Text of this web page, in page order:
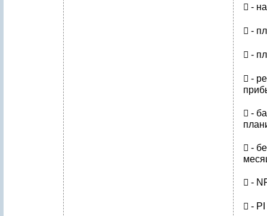
​ -
​ -
​ -
​ -
​ -
​ -
​ -
​ -